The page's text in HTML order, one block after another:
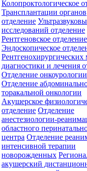
Колопроктологическое
Трансплантации органов
отделение
исследований отделение
Рентгеновское отделение
Эндоскопическое
Рентгенохирургических
диагностики и лечения
Отделение онкоурологии
Отделение
торакальной онкологии
Акушерское
отделение Отделение
анестезиологии-
областного
центра Отделение
интенсивной терапии
новорожденных
акушерский